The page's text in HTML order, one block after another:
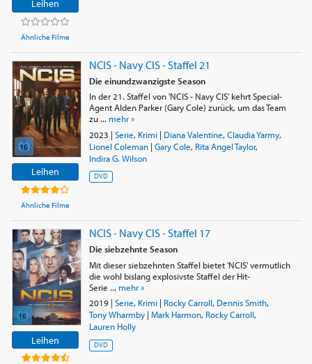
Leihen
Ähnliche Filme
Leihen
Ähnliche Filme
NCIS - Navy CIS - Staffel 21
Die einundzwanzigste Season
In der 21. Staffel von 'NCIS - Navy CIS' kehrt Special-
Agent Alden Parker (Gary Cole) zurück, um das Team
zu ... mehr »
2023 | Serie, Krimi| Diana Valentine, Claudia Yarmy,
Lionel Coleman| Gary Cole, Rita Angel Taylor,
Indira G. Wilson
DVD
Leihen
NCIS - Navy CIS - Staffel 17
Die siebzehnte Season
Mit dieser siebzehnten Staffel bietet 'NCIS' vermutlich
die wohl bislang explosivste Staffel der Hit-
Serie ... mehr »
2019| Serie, Krimi| Rocky Carroll, Dennis Smith,
Tony Wharmby| Mark Harmon, Rocky Carroll,
Lauren Holly
DVD